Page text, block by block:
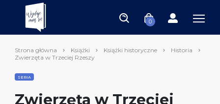
0
Strona główna Książki Książki historyczne
Historia
Zwierzęta w Trzeciej Rzeszy
SERIA
Zwierzęta w Trzeciej